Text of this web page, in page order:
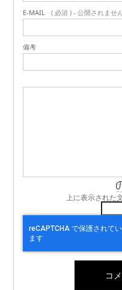
E-MAIL ( 必須 ) - 公開されませ
備考
上に表示された